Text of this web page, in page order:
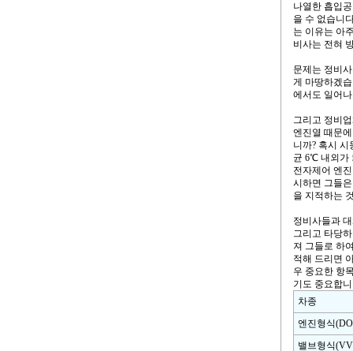
나열한 흡입
을 수 없습니
는 이유는 아
비사는 전혀
문제는 정비
게 마땅하겠
에서도 일어
그리고 정비
엔진열 때문
니까? 혹시
균 6℃ 내외가
전자제어 엔
시하면 그들
을 지적하는
정비사들과
그리고 타당
져 그들로 하
적해 드리면
우 중요한 항
기도 중요합
차종
엔진형식
밸브형식